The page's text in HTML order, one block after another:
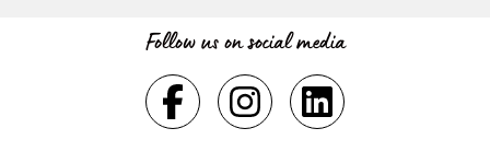
Follow us on social media